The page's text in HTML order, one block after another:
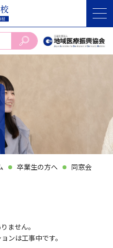
卒業生の方へ 同窓会
ません。
ンは工事中です。